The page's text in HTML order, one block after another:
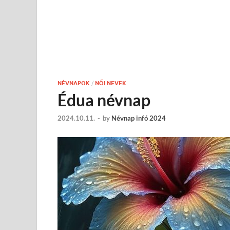
NÉVNAPOK / NŐI NEVEK
Édua névnap
2024.10.11. - by Névnap infó 2024